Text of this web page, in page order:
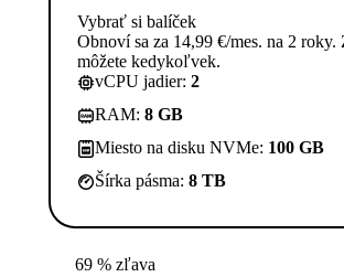
Vybrať si balíček
Obnoví sa za 14,99 €/mes. na 2
môžete kedykoľvek.
vCPU jadier: 2
RAM: 8 GB
Miesto na disku NVMe: 100 GB
Šírka pásma: 8 TB
69 % zľava